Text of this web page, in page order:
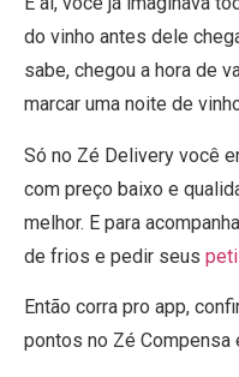
do vinho antes dele
sabe, chegou a hora de
marcar uma noite de
Só no Zé Delivery você
com preço baixo e
melhor. E para
de frios e pedir seus
Então corra pro app,
pontos no Zé Compensa